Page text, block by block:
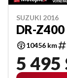
SUZUKI 2016
DR-Z400
10456 km
5 495